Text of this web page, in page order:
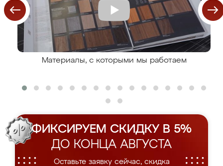
Материалы, с которыми мы работаем
ФИКСИРУЕМ СКИДКУ В 5%
ДО КОНЦА АВГУСТА
Оставьте заявку сейчас, скидка